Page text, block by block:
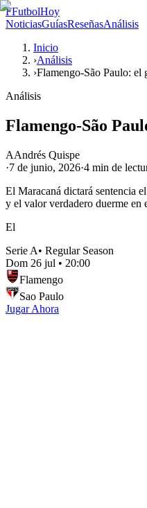
FFutbolHoy
NoticiasGuíasReseñasAnálisis
Inicio
›Análisis
›Flamengo-São Paulo: el
Análisis
Flamengo-São
AAndrés Quispe
·7 de junio, 2026·4 min de
El Maracaná dictará sentencia
y el valor verdadero duerme en
El
Serie A• Regular Season
Dom 26 jul • 20:00
Flamengo
Sao Paulo
Jugar Ahora